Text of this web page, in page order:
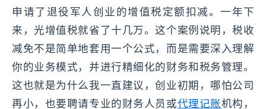
申请了退役军人创业的增值税定额扣减。一年下
来，光增值税就省了十几万。这个案例说明，税收
减免不是简单地套用一个公式，而是需要深入理解
你的业务模式，并进行精细化的财务和税务管理。
这也就是为什么我一直建议，创业初期，哪怕公司
再小，也要聘请专业的财务人员或代理记账机构，